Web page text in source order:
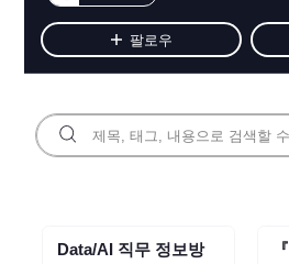
팔로우
세미나 종료
Data/AI 직무 정보방